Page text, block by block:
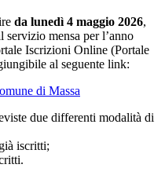
da lunedì 4 maggio 2026,
servizio mensa per l’anno
Iscrizioni Online (Portale
al seguente link:
di Massa
due differenti modalità di
iscritti;